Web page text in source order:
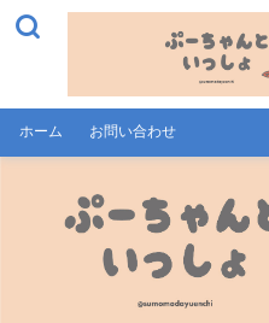
ホーム お問い合わせ